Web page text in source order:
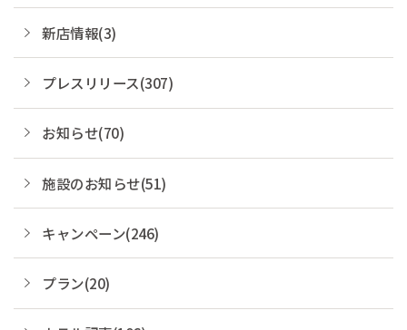
新店情報(3)
プレスリリース(307)
お知らせ(70)
施設のお知らせ(51)
キャンペーン(246)
プラン(20)